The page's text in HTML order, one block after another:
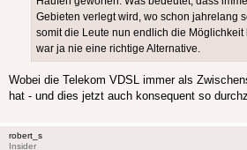
Gebieten verlegt wird, wo schon jahrelang
somit die Leute nun endlich die
war ja nie eine richtige Alternative.
Wobei die Telekom VDSL immer als
hat - und dies jetzt auch konsequent so
robert_s
Insider